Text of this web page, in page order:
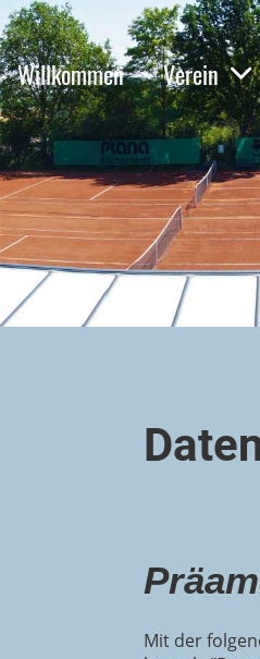
Willkommen Verein
Mit der